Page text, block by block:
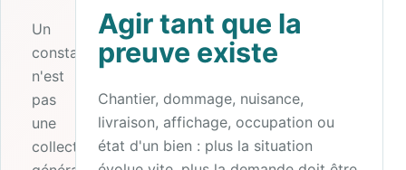
Un
constat
n'est
pas
une
collecte
Agir tant que la
preuve existe
Chantier, dommage, nuisance,
livraison, affichage, occupation ou
état d'un bien : plus la situation